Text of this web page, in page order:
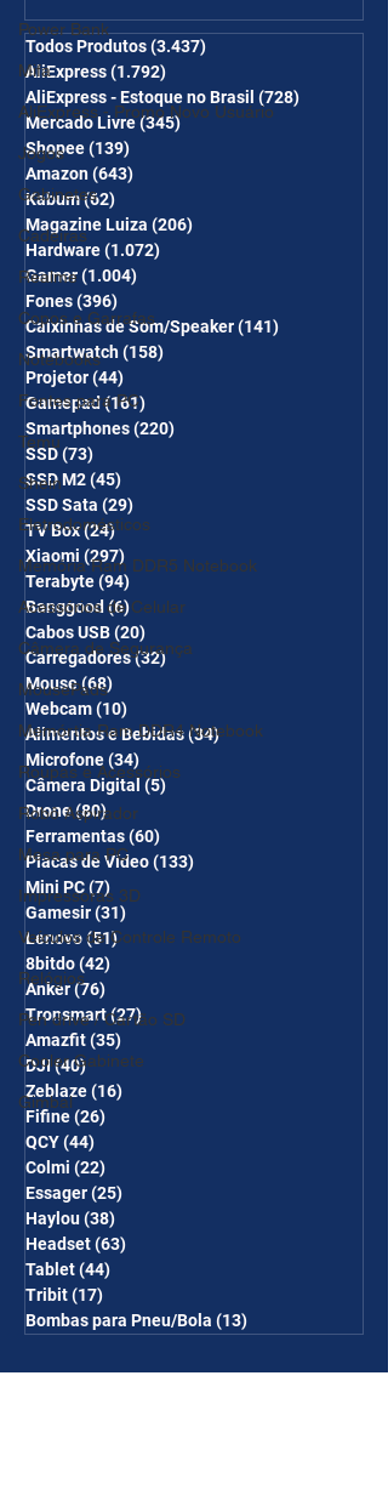
Power Bank
Mifa
AliExpress - Promo Novo Usuário
Jogos
Gabinetes
Cadeiras
Realme
Copos e Garrafas
Notebooks
Fontes para PC
Temu
Shein
Eletrodomésticos
Memória Ram DDR5 Notebook
Acessórios de Celular
Câmera de Segurança
MousePads
Memórtia Ram DDR4 Notebook
Roupas e Acessórios
Robô Aspirador
Mesa para PC
Impressoras 3D
Veículos de Controle Remoto
Relógios
Pen drive / Cartão SD
Cooler Gabinete
Gimbal
desc em 6 itens/R$25 de
desc em 10 itens) OS
CUPONS SÃO VÁLIDOS NO
COMBO
Todos Produtos(3.437)
AliExpress(1.792)
AliExpress - Estoque no Brasil (728)
Mercado Livre(345)345 posts
Shopee(139)
Amazon(643)
Kabum(62)
Magazine Luiza (206)
Hardware(1.072)
Gamer(1.004)
Fones(396)
Caixinhas de Som/Speaker(141)
Smartwatch(158)
Projetor(44)
Gamepad(161)
Smartphones(220)
SSD(73)
SSD M2(45)
SSD Sata (29)
TV Box(24)24 posts
Xiaomi (297) 297 posts
Terabyte(94)
Banggood (6)6 posts
Cabos USB(20)
Carregadores(32)32 posts
Mouse(68)
Webcam(10)
Alimentos e Bebidas(34)34 posts
Microfone(34)
Câmera Digital (5)
Drone(80)80 posts
Ferramentas(60)
Placas de Vídeo(133)
Mini PC(7) 7 posts
Gamesir(31)
Lenovo(51)51 posts
8bitdo(42)
Anker(76)
Tronsmart(27)27 posts
Amazfit(35)
DJI (40)40 posts
Zeblaze(16)
Fifine(26)
QCY(44)
Colmi (22)
Essager(25)
Haylou(38)
Headset(63)
Tablet(44)
Tribit(17)
Bombas para Pneu/Bola (13)